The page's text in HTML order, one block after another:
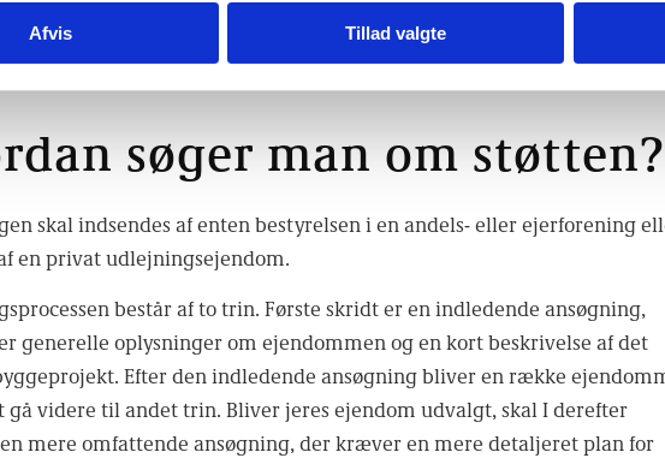
Afvis Tillad valgte
læse mere om puljen, og hvilke projekter man kan få støtte til på
Kommunes egen
søger man om støtten?
skal indsendes af enten bestyrelsen i en andels- eller ejerforening
en privat udlejningsejendom.
består af to trin. Første skridt er en indledende ansøgning,
generelle oplysninger om ejendommen og en kort beskrivelse af det
Efter den indledende ansøgning bliver en række
gå videre til andet trin. Bliver jeres ejendom udvalgt, skal I derefter
mere omfattende ansøgning, der kræver en mere detaljeret plan for